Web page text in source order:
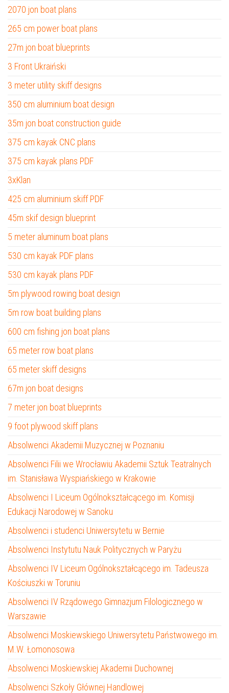
2070 jon boat plans
265 cm power boat plans
27m jon boat blueprints
3 Front Ukraiński
3 meter utility skiff designs
350 cm aluminium boat design
35m jon boat construction guide
375 cm kayak CNC plans
375 cm kayak plans PDF
3xKlan
425 cm aluminium skiff PDF
45m skif design blueprint
5 meter aluminum boat plans
530 cm kayak PDF plans
530 cm kayak plans PDF
5m plywood rowing boat design
5m row boat building plans
600 cm fishing jon boat plans
65 meter row boat plans
65 meter skiff designs
67m jon boat designs
7 meter jon boat blueprints
9 foot plywood skiff plans
Absolwenci Akademii Muzycznej w Poznaniu
Absolwenci Filii we Wrocławiu Akademii Sztuk Teatralnych
im. Stanisława Wyspiańskiego w Krakowie
Absolwenci I Liceum Ogólnokształcącego im. Komisji
Edukacji Narodowej w Sanoku
Absolwenci i studenci Uniwersytetu w Bernie
Absolwenci Instytutu Nauk Politycznych w Paryżu
Absolwenci IV Liceum Ogólnokształcącego im. Tadeusza
Kościuszki w Toruniu
Absolwenci IV Rządowego Gimnazjum Filologicznego w
Warszawie
Absolwenci Moskiewskiego Uniwersytetu Państwowego im.
M.W. Łomonosowa
Absolwenci Moskiewskiej Akademii Duchownej
Absolwenci Szkoły Głównej Handlowej